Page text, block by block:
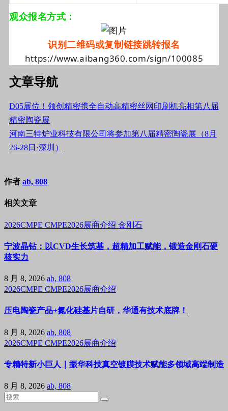
观众报名方式：
识别二维码或复制链接跳转报名
https://www.aibang360.com/sign/100085
文章导航
D05展位！领创精密携全自动高精密丝网印刷机亮相第八届
精密陶瓷展
河南三特炉业科技有限公司将参加第八届精密陶瓷展（8月
26-28日·深圳）
作者 ab, 808
相关文章
2026CMPE CMPE2026展商介绍 金刚石
宁波晶钻：以CVD生长筑基，超精加工赋能，锻造金刚石硬
核实力
8 月 8, 2026 ab, 808
2026CMPE CMPE2026展商介绍
压电陶瓷产品+氮化硅基片自研，华通有技术底牌！
8 月 8, 2026 ab, 808
2026CMPE CMPE2026展商介绍
专精特新小巨人｜振华科技真空镀膜技术赋能多领域高端制造
8 月 8, 2026 ab, 808